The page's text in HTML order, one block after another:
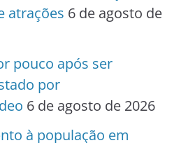
atrações 6 de agosto de
pouco após ser
por
6 de agosto de 2026
à população em